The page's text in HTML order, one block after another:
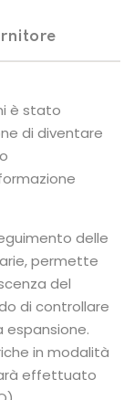
è stato
di diventare
delle
permette
del
di controllare
espansione.
in modalità
effettuato